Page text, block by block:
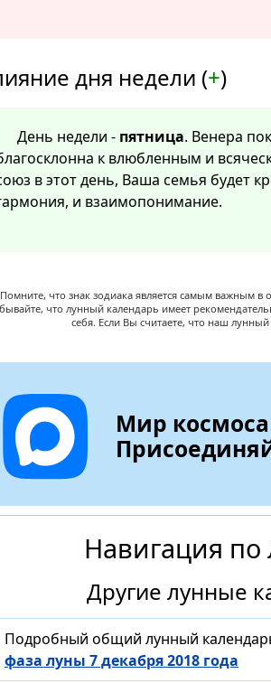
дня недели (+)
День недели - пятница. Венера
к влюбленным и
в этот день, Ваша семья будет
и взаимопонимание.
Помните, что знак зодиака является самым важным
что лунный календарь имеет
себя. Если Вы считаете, что наш
Мир космоса
Навигация
Другие лунные
Подробный общий лунный
фаза луны 7 декабря 2018 года